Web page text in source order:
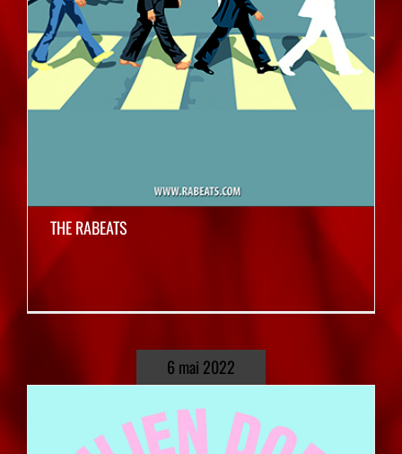
THE RABEATS
6 mai 2022